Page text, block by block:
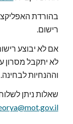
רישום.
וההנחיות לבחינה.
שאלות ניתן